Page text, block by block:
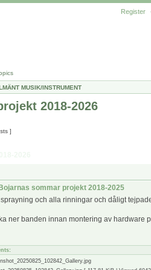
Register
MUSIK/INSTRUMENT
2018-2026
]
sommar projekt 2018-2025
sprayning och alla rinningar och dåligt
ner banden innan montering av hardware